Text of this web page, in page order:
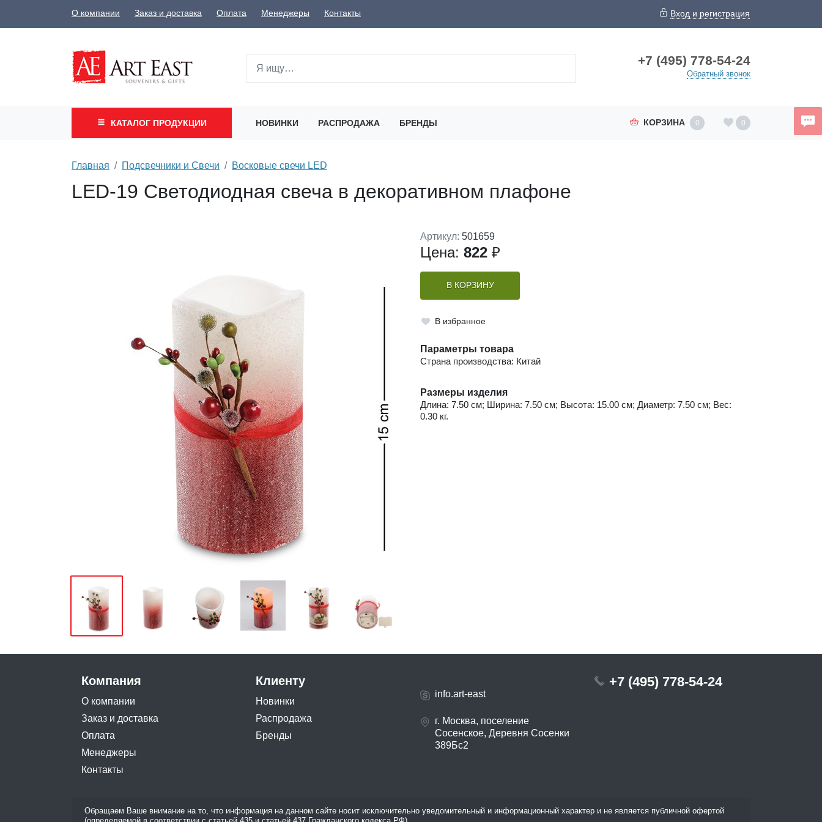
О компании Заказ и доставка Оплата Менеджеры Контакты Вход и регистрация
+7 (495) 778-54-24
Обратный звонок
КАТАЛОГ ПРОДУКЦИИ НОВИНКИ РАСПРОДАЖА БРЕНДЫ КОРЗИНА 0 0
Главная Подсвечники и Свечи Восковые свечи LED
LED-19 Светодиодная свеча в декоративном плафоне
Артикул: 501659
Цена: 822 ₽
В КОРЗИНУ
В избранное
Параметры товара
Страна производства: Китай
Размеры изделия
Длина: 7.50 см; Ширина: 7.50 см; Высота: 15.00 см; Диаметр: 7.50 см; Вес:
0.30 кг.
Компания
О компании
Заказ и доставка
Оплата
Менеджеры
Контакты
Клиенту
Новинки
Распродажа
Бренды
info.art-east
г. Москва, поселение
Сосенское, Деревня Сосенки
389Бс2
+7 (495) 778-54-24
Обращаем Ваше внимание на то, что информация на данном сайте носит исключительно уведомительный и информационный характер и не является публичной офертой